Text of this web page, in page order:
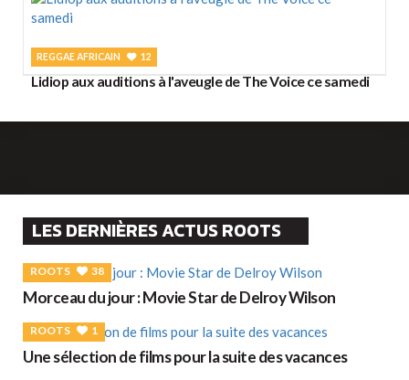
REGGAE AFRICAIN 12
Lidiop aux auditions à l'aveugle de The Voice ce samedi
LES DERNIÈRES ACTUS ROOTS
ROOTS 38
Morceau du jour : Movie Star de Delroy Wilson
ROOTS 1
Une sélection de films pour la suite des vacances